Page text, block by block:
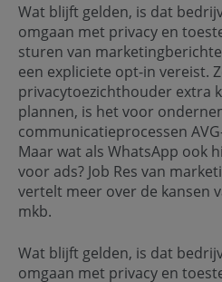
Wat blijft gelden, is dat
omgaan met privacy en
sturen van
een expliciete opt-in vereist.
privacytoezichthouder extra
plannen, is het voor
communicatieprocessen
Maar wat als WhatsApp ook
voor ads? Job Res van
vertelt meer over de kansen
mkb.
Wat blijft gelden, is dat
omgaan met privacy en